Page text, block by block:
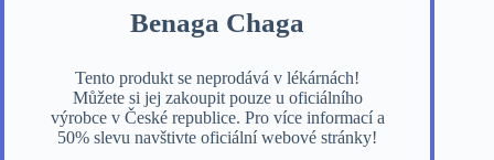
Benaga Chaga
Tento produkt se neprodává v lékárnách!
Můžete si jej zakoupit pouze u oficiálního
výrobce v České republice. Pro více informací a
50% slevu navštivte oficiální webové stránky!